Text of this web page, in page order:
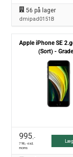
56 på lager
dmipad0151B
Apple iPhone SE
(Sort) -
995,-
796,- excl.
moms